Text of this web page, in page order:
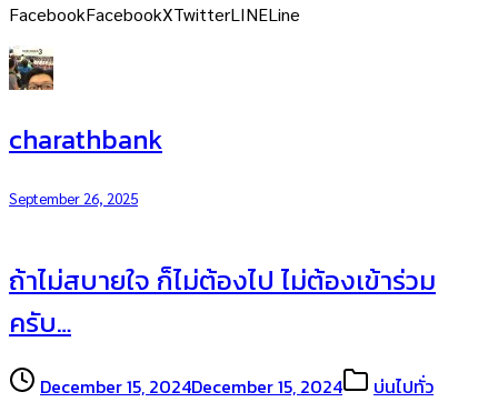
FacebookFacebookXTwitterLINELine
charathbank
September 26, 2025
ถ้าไม่สบายใจ ก็ไม่ต้องไป ไม่ต้องเข้าร่วม
ครับ…
December 15, 2024December 15, 2024 บ่นไปทั่ว